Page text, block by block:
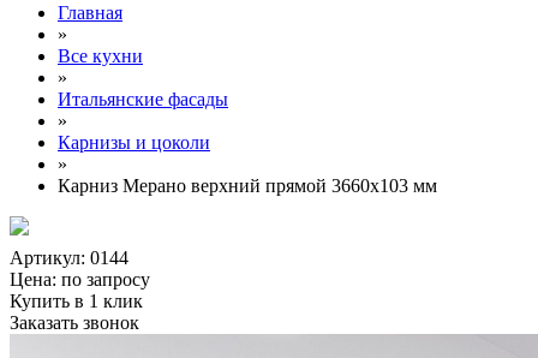
Главная
»
Все кухни
»
Итальянские фасады
»
Карнизы и цоколи
»
Карниз Мерано верхний прямой 3660х103 мм
Артикул: 0144
Цена: по запросу
Купить в 1 клик
Заказать звонок